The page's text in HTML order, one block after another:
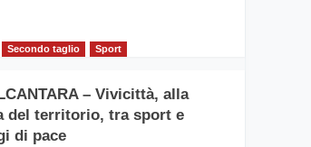
Secondo taglio Sport
– Vivicittà, alla
del territorio, tra sport e
di pace